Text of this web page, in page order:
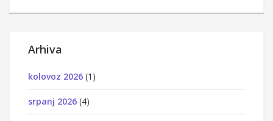
Arhiva
kolovoz 2026 (1)
srpanj 2026 (4)